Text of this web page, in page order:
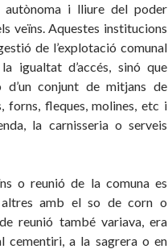
i lliure del poder
veïns. Aquestes institucions
de l’explotació comunal
igualtat d’accés, sinó que
d’un conjunt de mitjans de
forns, fleques, molines, etc i
la carnisseria o serveis
o reunió de la comuna es
amb el so de corn o
reunió també variava, era
cementiri, a la sagrera o en